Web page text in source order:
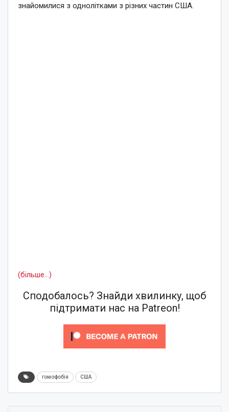
знайомилися з однолітками з різних частин США.
(більше…)
Сподобалось? Знайди хвилинку, щоб
підтримати нас на Patreon!
гомофобія США